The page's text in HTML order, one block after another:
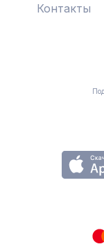
Контакты